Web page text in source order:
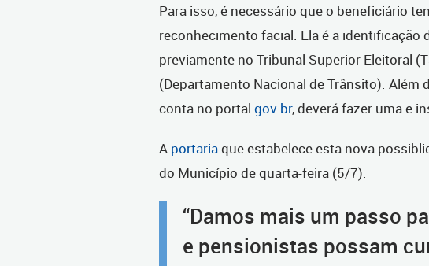
Para isso, é necessário que o beneficiário
reconhecimento facial. Ela é a identificação
previamente no Tribunal Superior Eleitoral
(Departamento Nacional de Trânsito). Além
conta no portal gov.br, deverá fazer uma e
A portariaque estabelece esta nova
do Município de quarta-feira (5/7).
“Damos mais um passo
e pensionistas possam